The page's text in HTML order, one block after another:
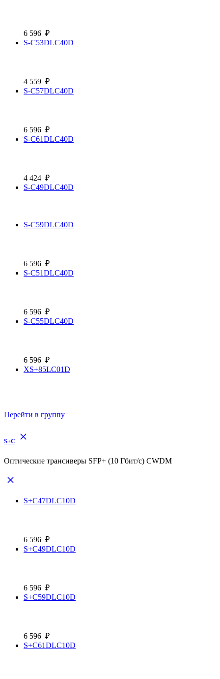
6 596 ₽
S-C53DLC40D
4 559 ₽
S-C57DLC40D
6 596 ₽
S-C61DLC40D
4 424 ₽
S-C49DLC40D
S-C59DLC40D
6 596 ₽
S-C51DLC40D
6 596 ₽
S-C55DLC40D
6 596 ₽
XS+85LC01D
Перейти в группу
S+С
Оптические трансиверы SFP+ (10 Гбит/с) CWDM
S+C47DLC10D
6 596 ₽
S+C49DLC10D
6 596 ₽
S+C59DLC10D
6 596 ₽
S+C61DLC10D